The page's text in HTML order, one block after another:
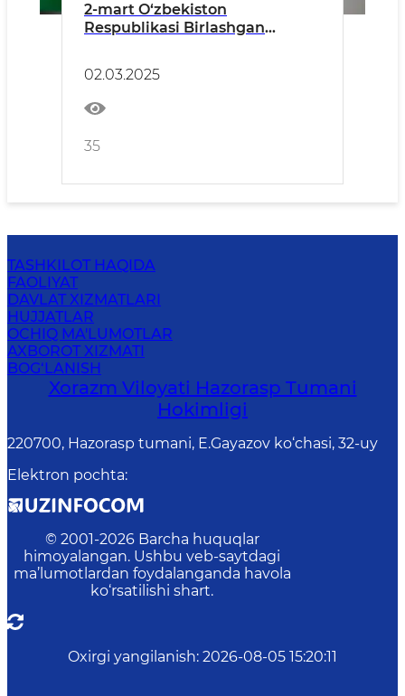
2-mart O‘zbekiston
Respublikasi Birlashgan
02.03.2025
35
TASHKILOT HAQIDA
FAOLIYAT
DAVLAT XIZMATLARI
HUJJATLAR
OCHIQ MA'LUMOTLAR
AXBOROT XIZMATI
BOG‘LANISH
Xorazm Viloyati Hazorasp Tumani
Hokimligi
220700, Hazorasp tumani, E.Gayazov ko‘chasi, 32-uy
Elektron pochta:
© 2001-2026 Barcha huquqlar
himoyalangan. Ushbu veb-saytdagi
ma’lumotlardan foydalanganda havola
ko‘rsatilishi shart.
Oxirgi yangilanish: 2026-08-05 15:20:11